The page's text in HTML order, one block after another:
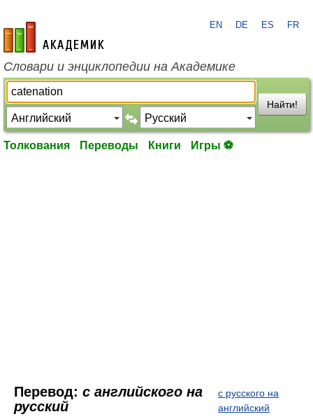
academic.ru
EN DE ES FR
Словари и энциклопедии на Академике
Найти!
Толкования Переводы Книги Игры ⚽
Перевод: с английского на
русский
с русского на
английский